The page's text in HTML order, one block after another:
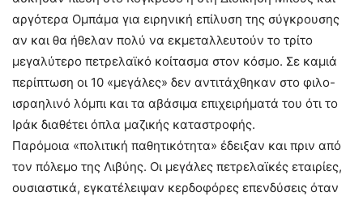
αργότερα Ομπάμα για ειρηνική επίλυση της σύγκρουσης
αν και θα ήθελαν πολύ να εκμεταλλευτούν το τρίτο
μεγαλύτερο πετρελαϊκό κοίτασμα στον κόσμο. Σε καμιά
περίπτωση οι 10 «μεγάλες» δεν αντιτάχθηκαν στο φιλο-
ισραηλινό λόμπι και τα αβάσιμα επιχειρήματά του ότι το
Ιράκ διαθέτει όπλα μαζικής καταστροφής.
Παρόμοια «πολιτική παθητικότητα» έδειξαν και πριν από
τον πόλεμο της Λιβύης. Οι μεγάλες πετρελαϊκές εταιρίες,
ουσιαστικά, εγκατέλειψαν κερδοφόρες επενδύσεις όταν